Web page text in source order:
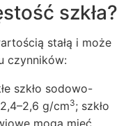
szkła?
stałą i może
czynników:
szkło sodowo-
g/cm3; szkło
mogą mieć